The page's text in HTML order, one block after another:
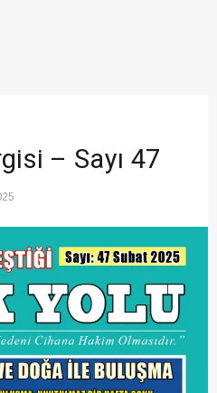
– Sayı 47